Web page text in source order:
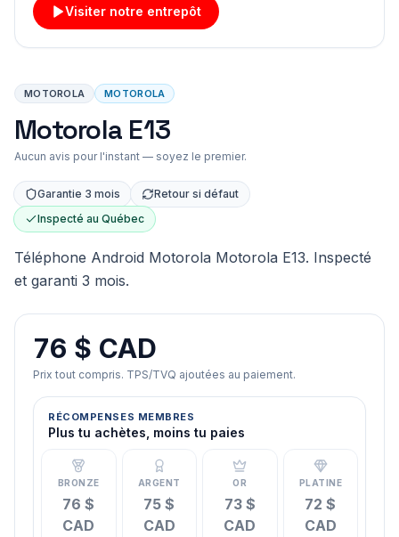
Visiter notre entrepôt
MOTOROLA MOTOROLA
Motorola E13
Aucun avis pour l'instant — soyez le premier.
Garantie 3 mois
Retour si défaut
Inspecté au Québec
Téléphone Android Motorola Motorola E13. Inspecté
et garanti 3 mois.
76 $ CAD
Prix tout compris. TPS/TVQ ajoutées au paiement.
RÉCOMPENSES MEMBRES
Plus tu achètes, moins tu paies
BRONZE
76 $
CAD
ARGENT
75 $
CAD
OR
73 $
CAD
PLATINE
72 $
CAD